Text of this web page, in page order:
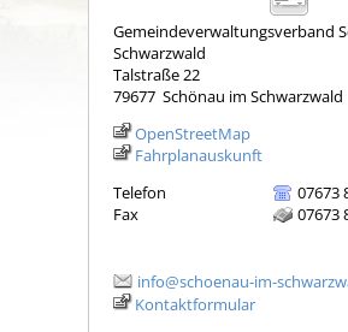
Gemeindeverwaltungsverband
Schwarzwald
Talstraße 22
79677 Schönau im Schwarzwald
OpenStreetMap
Fahrplanauskunft
Telefon
07673
Fax
07673
info@schoenau-im-
Kontaktformular